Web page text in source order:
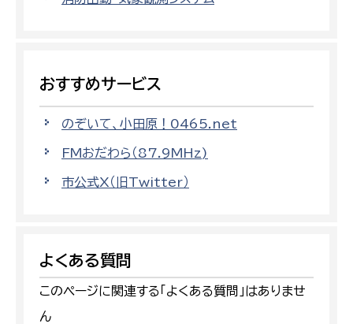
おすすめサービス
のぞいて、小田原！0465.net
FMおだわら（87.9MHz)
市公式X（旧Twitter）
よくある質問
このページに関連する「よくある質問」はありませ
ん